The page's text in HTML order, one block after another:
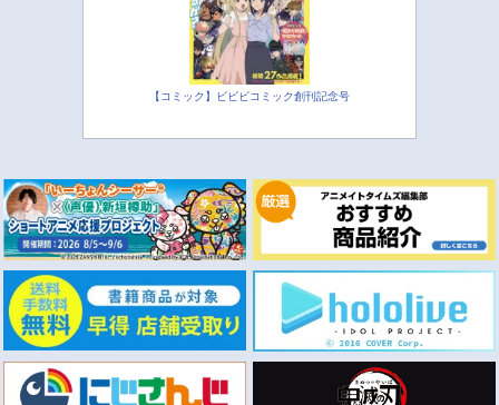
【コミック】ビビビコミック創刊記念号